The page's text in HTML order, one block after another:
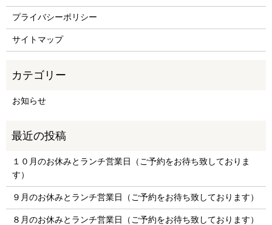
プライバシーポリシー
サイトマップ
お知らせ
１０月のお休みとランチ営業日（ご予約をお待ち致しておりま
す）
９月のお休みとランチ営業日（ご予約をお待ち致しております）
８月のお休みとランチ営業日（ご予約をお待ち致しております）